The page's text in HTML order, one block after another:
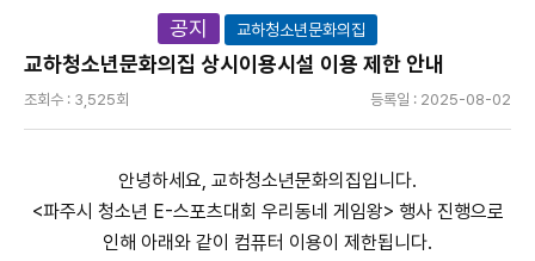
공지 교하청소년문화의집
교하청소년문화의집 상시이용시설 이용 제한 안내
조회수 : 3,525회 등록일 : 2025-08-02
안녕하세요, 교하청소년문화의집입니다.
<파주시 청소년 E-스포츠대회 우리동네 게임왕> 행사 진행으로
인해 아래와 같이 컴퓨터 이용이 제한됩니다.